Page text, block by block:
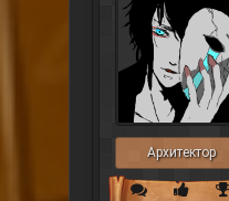
Архитектор